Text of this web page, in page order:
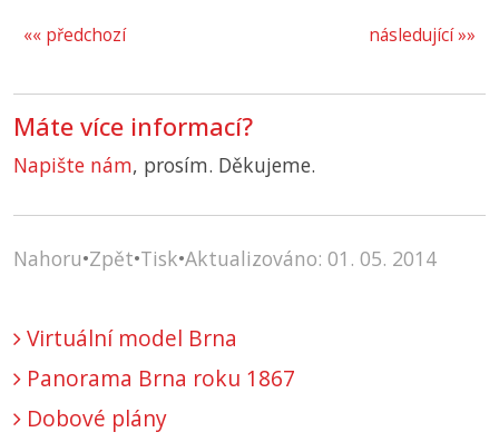
následující »»
«« předchozí
Máte více informací?
Napište nám, prosím. Děkujeme.
Nahoru•Zpět•Tisk•Aktualizováno: 01. 05. 2014
Virtuální model Brna
Panorama Brna roku 1867
Dobové plány